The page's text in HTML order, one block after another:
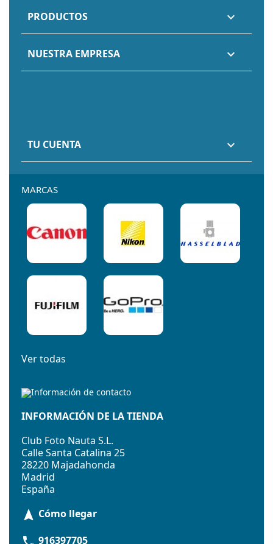
PRODUCTOS 
NUESTRA EMPRESA 
TU CUENTA 
MARCAS
Ver todas
INFORMACIÓN DE LA TIENDA
Club Foto Nauta S.L.
Calle Santa Catalina 25
28220 Majadahonda
Madrid
España
navigation Cómo llegar
916397705